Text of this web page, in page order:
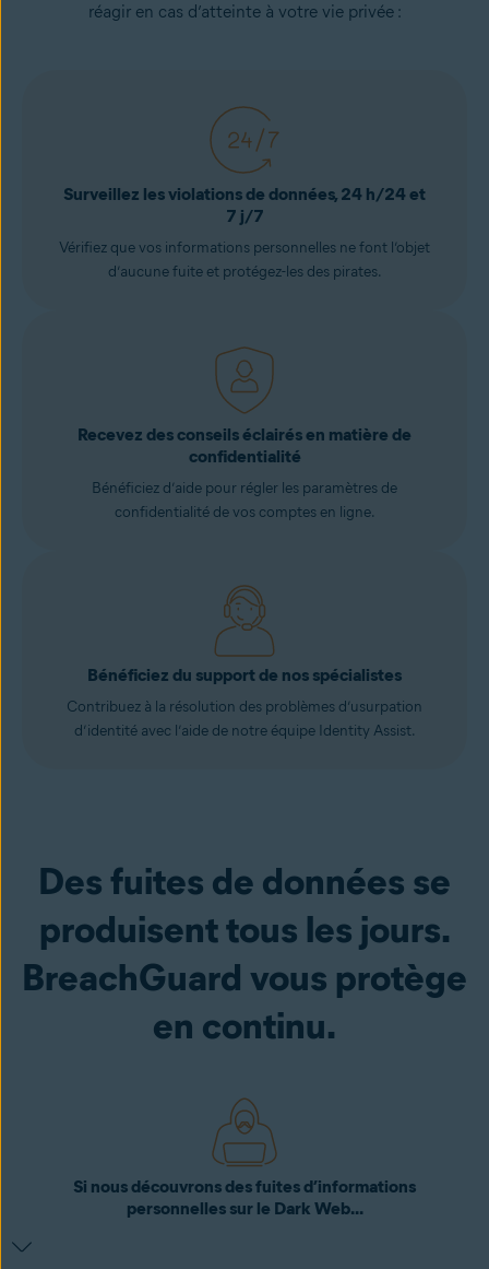
réagir en cas d’atteinte à votre vie privée :
Surveillez les violations de données, 24 h/24 et
7 j/7
Vérifiez que vos informations personnelles ne font l’objet
d’aucune fuite et protégez-les des pirates.
Recevez des conseils éclairés en matière de
confidentialité
Bénéficiez d’aide pour régler les paramètres de
confidentialité de vos comptes en ligne.
Bénéficiez du support de nos spécialistes
Contribuez à la résolution des problèmes d’usurpation
d’identité avec l’aide de notre équipe Identity Assist.
Des fuites de données se
produisent tous les jours.
BreachGuard vous protège
en continu.
Si nous découvrons des fuites d’informations
personnelles sur le Dark Web...